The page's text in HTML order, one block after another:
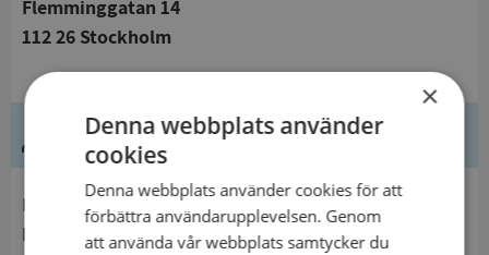
Flemminggatan 14
112 26 Stockholm
Ledning
Innehavare
Kommerskollegium
×
Denna webbplats använder
cookies
Denna webbplats använder cookies för att
förbättra användarupplevelsen. Genom
att använda vår webbplats samtycker du